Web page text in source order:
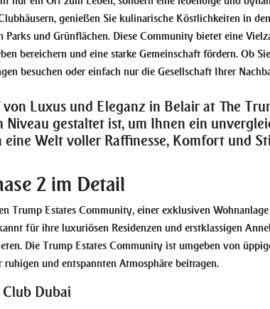
genießen Sie kulinarische Köstlichkeiten in
Parks und Grünflächen. Diese Community bietet eine
bereichern und eine starke Gemeinschaft fördern. Ob
besuchen oder einfach nur die Gesellschaft Ihrer
Luxus und Eleganz in Belair at The
Niveau gestaltet ist, um Ihnen ein
eine Welt voller Raffinesse, Komfort und
2 im Detail
Trump Estates Community, einer exklusiven
für ihre luxuriösen Residenzen und erstklassigen
Die Trump Estates Community ist umgeben von
und entspannten Atmosphäre beitragen.
Dubai